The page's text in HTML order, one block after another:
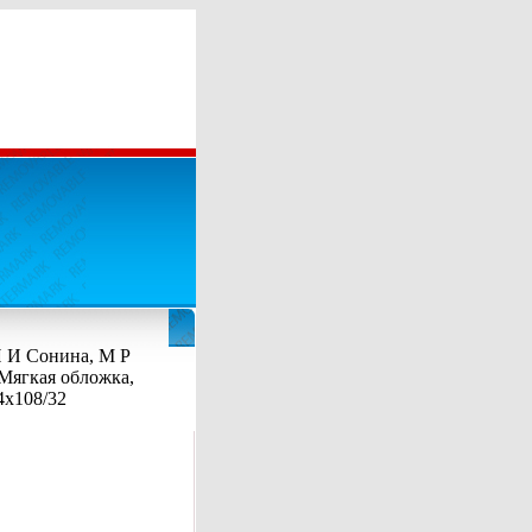
Н И Сонина, М Р
обложка,
32